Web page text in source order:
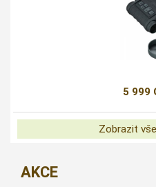
5 999
Zobrazit
AKCE